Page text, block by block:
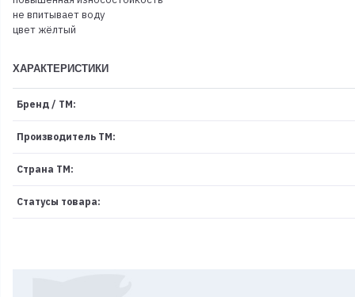
не впитывает воду
цвет жёлтый
ХАРАКТЕРИСТИКИ
Бренд / ТМ:
Производитель ТМ:
Страна ТМ:
Статусы товара: